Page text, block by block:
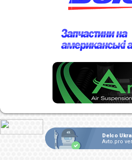
Delco
Avto.pro